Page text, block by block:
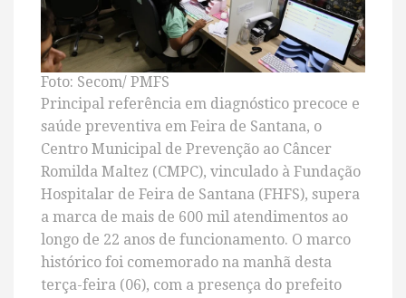
Foto: Secom/ PMFS
Principal referência em diagnóstico precoce e
saúde preventiva em Feira de Santana, o
Centro Municipal de Prevenção ao Câncer
Romilda Maltez (CMPC), vinculado à Fundação
Hospitalar de Feira de Santana (FHFS), supera
a marca de mais de 600 mil atendimentos ao
longo de 22 anos de funcionamento. O marco
histórico foi comemorado na manhã desta
terça-feira (06), com a presença do prefeito